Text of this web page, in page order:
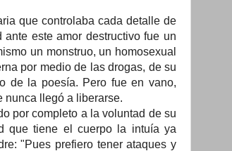
que controlaba cada detalle de
este amor destructivo fue un
un monstruo, un homosexual
por medio de las drogas, de su
de la poesía. Pero fue en vano,
nunca llegó a liberarse.
por completo a la voluntad de su
que tiene el cuerpo la intuía ya
"Pues prefiero tener ataques y